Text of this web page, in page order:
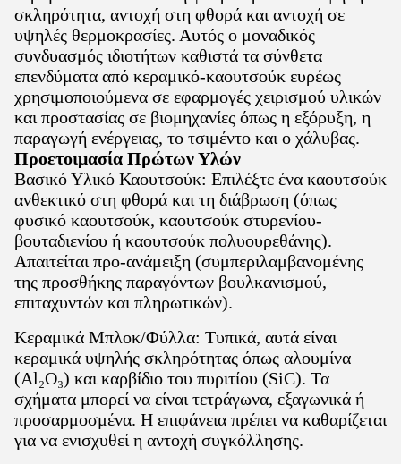
σκληρότητα, αντοχή στη φθορά και αντοχή σε
υψηλές θερμοκρασίες. Αυτός ο μοναδικός
συνδυασμός ιδιοτήτων καθιστά τα σύνθετα
επενδύματα από κεραμικό-καουτσούκ ευρέως
χρησιμοποιούμενα σε εφαρμογές χειρισμού υλικών
και προστασίας σε βιομηχανίες όπως η εξόρυξη, η
παραγωγή ενέργειας, το τσιμέντο και ο χάλυβας.
Προετοιμασία Πρώτων Υλών
Βασικό Υλικό Καουτσούκ: Επιλέξτε ένα καουτσούκ
ανθεκτικό στη φθορά και τη διάβρωση (όπως
φυσικό καουτσούκ, καουτσούκ στυρενίου-
βουταδιενίου ή καουτσούκ πολυουρεθάνης).
Απαιτείται προ-ανάμειξη (συμπεριλαμβανομένης
της προσθήκης παραγόντων βουλκανισμού,
επιταχυντών και πληρωτικών).
Κεραμικά Μπλοκ/Φύλλα: Τυπικά, αυτά είναι
κεραμικά υψηλής σκληρότητας όπως αλουμίνα
(Al₂O₃) και καρβίδιο του πυριτίου (SiC). Τα
σχήματα μπορεί να είναι τετράγωνα, εξαγωνικά ή
προσαρμοσμένα. Η επιφάνεια πρέπει να καθαρίζεται
για να ενισχυθεί η αντοχή συγκόλλησης.